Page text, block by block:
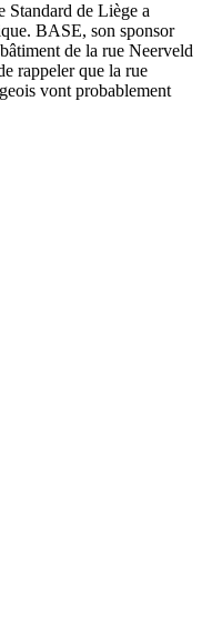
Standard de Liège a
BASE, son sponsor
de la rue Neerveld
rappeler que la rue
vont probablement